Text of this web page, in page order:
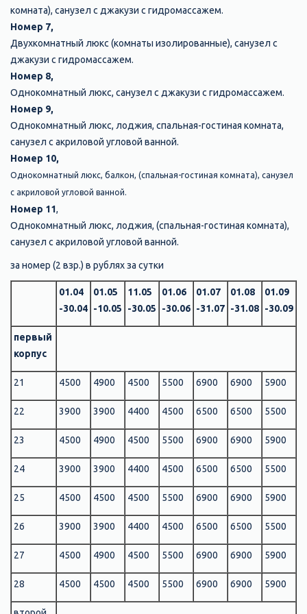
комната), санузел с джакузи с гидромассажем.
Номер 7,
Двухкомнатный люкс (комнаты изолированные), санузел с
джакузи с гидромассажем.
Номер 8,
Однокомнатный люкс, санузел с джакузи с гидромассажем.
Номер 9,
Однокомнатный люкс, лоджия, спальная-гостиная комната,
санузел с акриловой угловой ванной.
Номер 10,
Однокомнатный люкс, балкон, (спальная-гостиная комната), санузел
с акриловой угловой ванной.
Номер 11,
Однокомнатный люкс, лоджия, (спальная-гостиная комната),
санузел с акриловой угловой ванной.
за номер (2 взр.) в рублях за сутки
01.04
-30.04
01.05
-10.05
11.05
-30.05
01.06
-30.06
01.07
-31.07
01.08
-31.08
01.09
-30.09
первый
корпус
21 4500 4900 4500 5500 6900 6900 5900
22 3900 3900 4400 4500 6500 6500 5500
23 4500 4900 4500 5500 6900 6900 5900
24 3900 3900 4400 4500 6500 6500 5500
25 4500 4500 4500 5500 6900 6900 5900
26 3900 3900 4400 4500 6500 6500 5500
27 4500 4900 4500 5500 6900 6900 5900
28 4500 4500 4500 5500 6900 6900 5900